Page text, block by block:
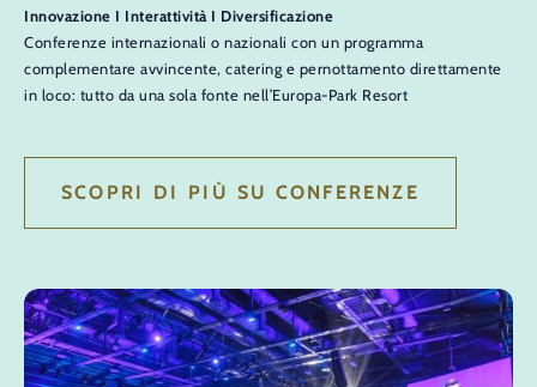
Innovazione I Interattività I Diversificazione
Conferenze internazionali o nazionali con un programma
complementare avvincente, catering e pernottamento direttamente
in loco: tutto da una sola fonte nell’Europa-Park Resort
SCOPRI DI PIÙ SU CONFERENZE